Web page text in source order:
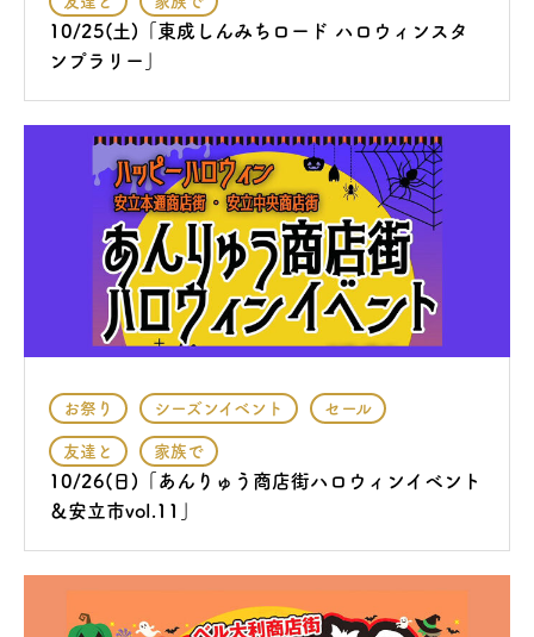
10/25(土)「東成しんみちロード ハロウィンスタ
ンプラリー」
お祭り シーズンイベント セール
友達と 家族で
10/26(日)「あんりゅう商店街ハロウィンイベント
＆安立市vol.11」